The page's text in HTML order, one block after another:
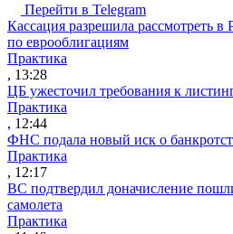
Перейти в Telegram
Кассация разрешила рассмотреть
по еврооблигациям
Практика
, 13:28
ЦБ ужесточил требования к
Практика
, 12:44
ФНС подала новый иск о
Практика
, 12:17
ВС подтвердил доначисление
самолета
Практика